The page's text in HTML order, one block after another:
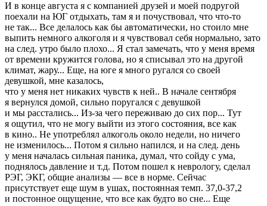
И в конце августа я с компанией друзей и моей подругой
поехали на ЮГ отдыхать, там я и почуствовал, что что-то
не так... Все делалось как бы автоматически, но стоило мне
выпить немного алкоголя и я чувствовал себя нормально, зато
на след. утро было плохо... Я стал замечать, что у меня время
от времени кружится голова, но я списывал это на другой
климат, жару... Еще, на юге я много ругался со своей
девушкой, мне казалось,
что у меня нет никаких чувств к ней.. В начале сентября
я вернулся домой, сильно поругался с девушкой
и мы расстались... Из-за чего переживаю до сих пор... Тут
я ощутил, что не могу выйти из этого состояния, все как
в кино.. Не употреблял алкоголь около недели, но ничего
не изменилось... Потом я сильно напился, и на след. день
у меня началась сильная паника, думал, что сойду с ума,
поднялось давление и т.д. Потом пошел к неврологу, сделал
РЭГ, ЭКГ, общие анализы — все в норме. Сейчас
присутствует еще шум в ушах, постоянная темп. 37,0-37,2
и постонное ощущение, что все как будто во сне... Еще